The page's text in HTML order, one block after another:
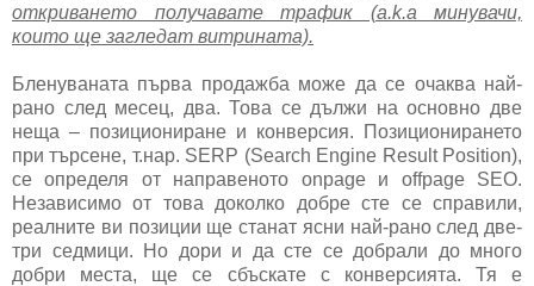
откриването получавате трафик (a.k.a минувачи,
които ще загледат витрината).
Бленуваната първа продажба може да се очаква най-
рано след месец, два. Това се дължи на основно две
неща – позициониране и конверсия. Позиционирането
при търсене, т.нар. SERP (Search Engine Result Position),
се определя от направеното onpage и offpage SEO.
Независимо от това доколко добре сте се справили,
реалните ви позиции ще станат ясни най-рано след две-
три седмици. Но дори и да сте се добрали до много
добри места, ще се сбъскате с конверсията. Тя е